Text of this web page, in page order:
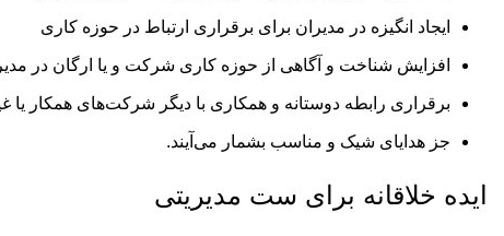
ایجاد انگیزه در مدیران برای برقراری ارتباط در حوزه کاری
افزایش شناخت و آگاهی از حوزه کاری شرکت و یا ارگان در
برقراری رابطه دوستانه و همکاری با دیگر شرکت‌های همکار یا
جز هدایای شیک و مناسب بشمار می‌آیند.
ایده خلاقانه برای ست مدیریتی